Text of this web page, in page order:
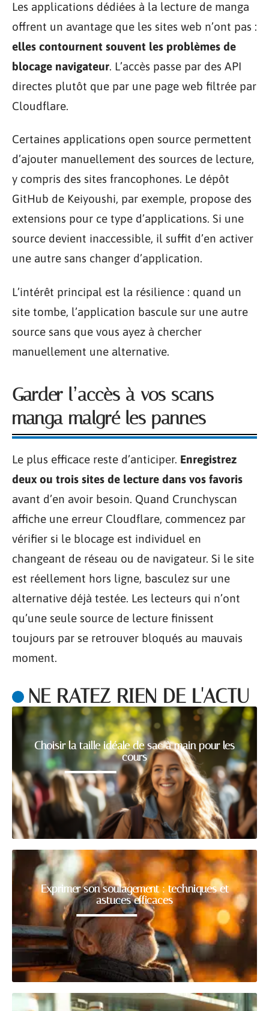
Les applications dédiées à la lecture de manga
offrent un avantage que les sites web n’ont pas :
elles contournent souvent les problèmes de
blocage navigateur. L’accès passe par des API
directes plutôt que par une page web filtrée par
Cloudflare.
Certaines applications open source permettent
d’ajouter manuellement des sources de lecture,
y compris des sites francophones. Le dépôt
GitHub de Keiyoushi, par exemple, propose des
extensions pour ce type d’applications. Si une
source devient inaccessible, il suffit d’en activer
une autre sans changer d’application.
L’intérêt principal est la résilience : quand un
site tombe, l’application bascule sur une autre
source sans que vous ayez à chercher
manuellement une alternative.
Garder l’accès à vos scans
manga malgré les pannes
Le plus efficace reste d’anticiper. Enregistrez
deux ou trois sites de lecture dans vos favoris
avant d’en avoir besoin. Quand Crunchyscan
affiche une erreur Cloudflare, commencez par
vérifier si le blocage est individuel en
changeant de réseau ou de navigateur. Si le site
est réellement hors ligne, basculez sur une
alternative déjà testée. Les lecteurs qui n’ont
qu’une seule source de lecture finissent
toujours par se retrouver bloqués au mauvais
moment.
NE RATEZ RIEN DE L'ACTU
Choisir la taille idéale de sac à main pour les
cours
Exprimer son soulagement : techniques et
astuces efficaces